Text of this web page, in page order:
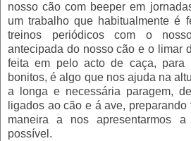
nosso cão com beeper em
um trabalho que habitualmente é
treinos periódicos com o
antecipada do nosso cão e o limar
feita em pelo acto de caça, para
bonitos, é algo que nos ajuda na
a longa e necessária paragem,
ligados ao cão e á ave,
maneira a nos apresentarmos
possível.